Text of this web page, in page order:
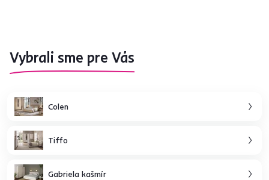
Vybrali sme pre Vás
Colen
Tiffo
Gabriela kašmír